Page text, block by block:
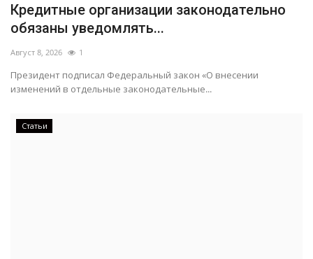
Кредитные организации законодательно
обязаны уведомлять...
Август 8, 2026 1
Президент подписал Федеральный закон «О внесении
изменений в отдельные законодательные...
Статьи